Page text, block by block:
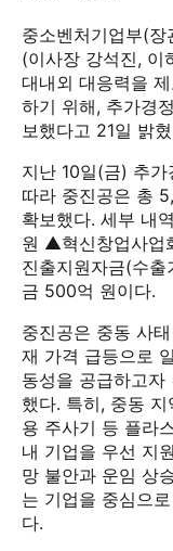
중소벤처기업부(
(이사장 강석진, 이
대내외 대응력을
하기 위해, 추가경
보했다고 21일 밝
지난 10일(금) 추
따라 중진공은 총
확보했다. 세부 내
원 ▲혁신창업사업
진출지원자금(수
금 500억 원이다.
중진공은 중동 사
재 가격 급등으로
동성을 공급하고
했다. 특히, 중동
용 주사기 등 플라
내 기업을 우선 지
망 불안과 운임 상
는 기업을 중심으
다.